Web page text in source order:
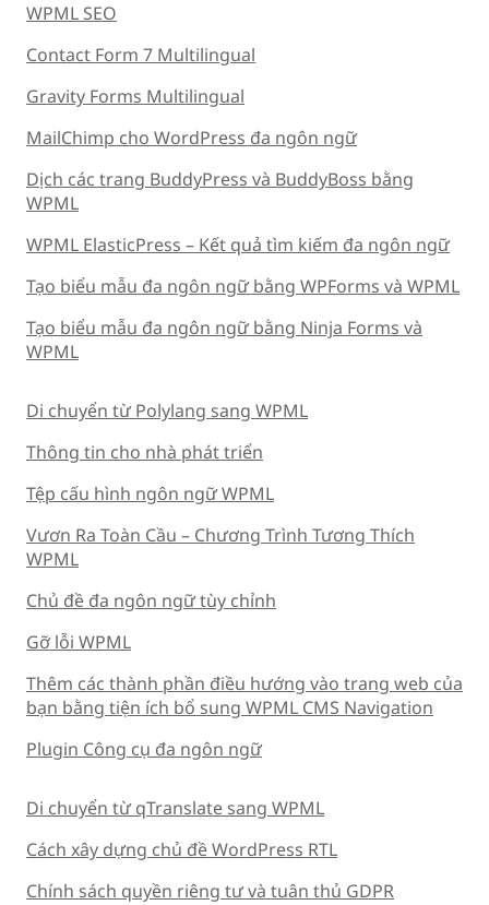
WPML SEO
Contact Form 7 Multilingual
Gravity Forms Multilingual
MailChimp cho WordPress đa ngôn ngữ
Dịch các trang BuddyPress và BuddyBoss bằng
WPML
WPML ElasticPress – Kết quả tìm kiếm đa ngôn ngữ
Tạo biểu mẫu đa ngôn ngữ bằng WPForms và WPML
Tạo biểu mẫu đa ngôn ngữ bằng Ninja Forms và
WPML
Di chuyển từ Polylang sang WPML
Thông tin cho nhà phát triển
Tệp cấu hình ngôn ngữ WPML
Vươn Ra Toàn Cầu – Chương Trình Tương Thích
WPML
Chủ đề đa ngôn ngữ tùy chỉnh
Gỡ lỗi WPML
Thêm các thành phần điều hướng vào trang web của
bạn bằng tiện ích bổ sung WPML CMS Navigation
Plugin Công cụ đa ngôn ngữ
Di chuyển từ qTranslate sang WPML
Cách xây dựng chủ đề WordPress RTL
Chính sách quyền riêng tư và tuân thủ GDPR